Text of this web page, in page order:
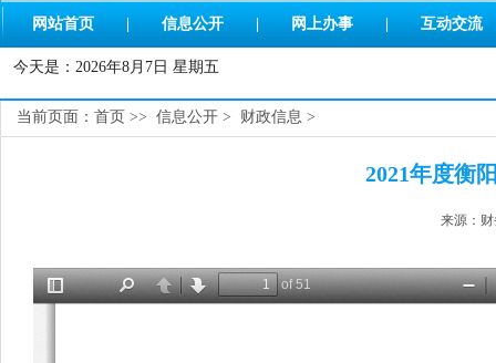
网站首页 信息公开 网上办事 互动交流
今天是： 2026年8月7日 星期五
当前页面： 首页 >> 信息公开 > 财政信息 >
2021年度衡
来源：